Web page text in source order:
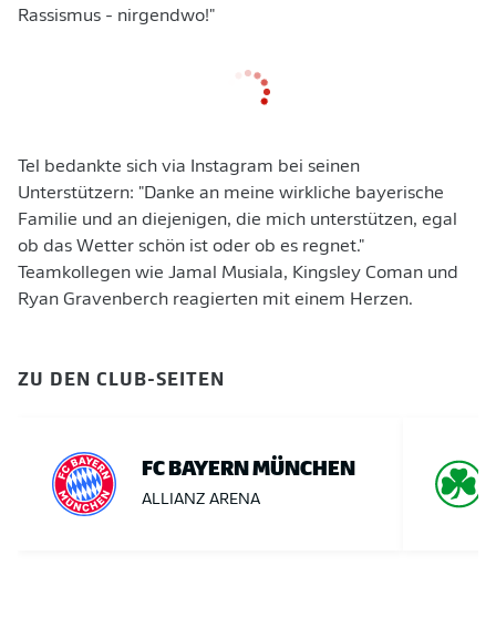
Rassismus - nirgendwo!"
Tel bedankte sich via Instagram bei seinen
Unterstützern: "Danke an meine wirkliche bayerische
Familie und an diejenigen, die mich unterstützen, egal
ob das Wetter schön ist oder ob es regnet."
Teamkollegen wie Jamal Musiala, Kingsley Coman und
Ryan Gravenberch reagierten mit einem Herzen.
ZU DEN CLUB-SEITEN
FC BAYERN MÜNCHEN
ALLIANZ ARENA